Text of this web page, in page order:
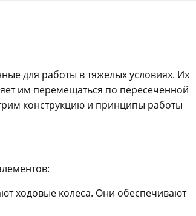
для работы в тяжелых условиях. Их
им перемещаться по пересеченной
конструкцию и принципы работы
ходовые колеса. Они обеспечивают